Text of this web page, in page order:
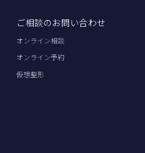
ご相談のお問い合わせ
オンライン相談
オンライン予約
仮想整形